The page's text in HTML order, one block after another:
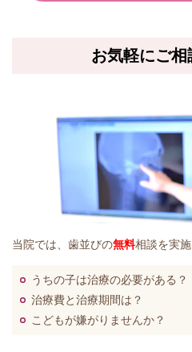
お気軽にご
当院では、歯並びの無料相談を実施
うちの子は治療の必要がある？
治療費と治療期間は？
こどもが嫌がりませんか？